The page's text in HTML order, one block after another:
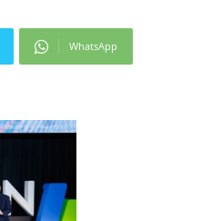
WhatsApp